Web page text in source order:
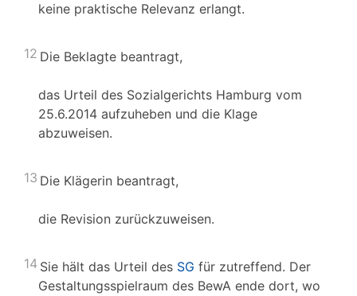
keine praktische Relevanz erlangt.
12 Die Beklagte beantragt,
das Urteil des Sozialgerichts Hamburg vom
25.6.2014 aufzuheben und die Klage
abzuweisen.
13 Die Klägerin beantragt,
die Revision zurückzuweisen.
14 Sie hält das Urteil des SG für zutreffend. Der
Gestaltungsspielraum des BewA ende dort, wo